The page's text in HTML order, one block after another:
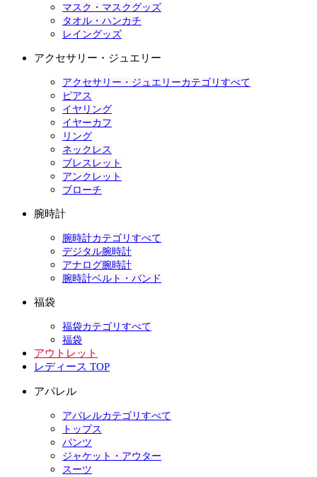
マスク・マスクグッズ
タオル・ハンカチ
レイングッズ
アクセサリー・ジュエリー
アクセサリー・ジュエリーカテゴリすべて
ピアス
イヤリング
イヤーカフ
リング
ネックレス
ブレスレット
アンクレット
ブローチ
腕時計
腕時計カテゴリすべて
デジタル腕時計
アナログ腕時計
腕時計ベルト・バンド
福袋
福袋カテゴリすべて
福袋
アウトレット
レディース TOP
アパレル
アパレルカテゴリすべて
トップス
パンツ
ジャケット・アウター
スーツ